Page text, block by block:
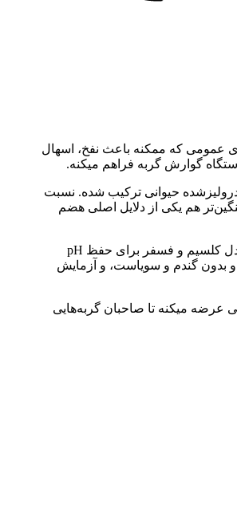
عمومی که ممکنه باعث نفخ، اسهال
گوارش گربه فراهم میکنه.
و پروتئین هیدرولیزشده حیوانی ترکیب شده. نسبت
غلات سنگین‌تر هم یکی از دلایل اصلی هضم
: فیبر دی‌تتیک برای کمک به دفع طبیعی گلوله‌ های مو و جلوگیری از هیربال، و نسبت متعادل کلسیم و فسفر برای حفظ pH
و بدون گندم و سویاست، و آزمایش
عرضه میکنه تا صاحبان گربه‌هایی